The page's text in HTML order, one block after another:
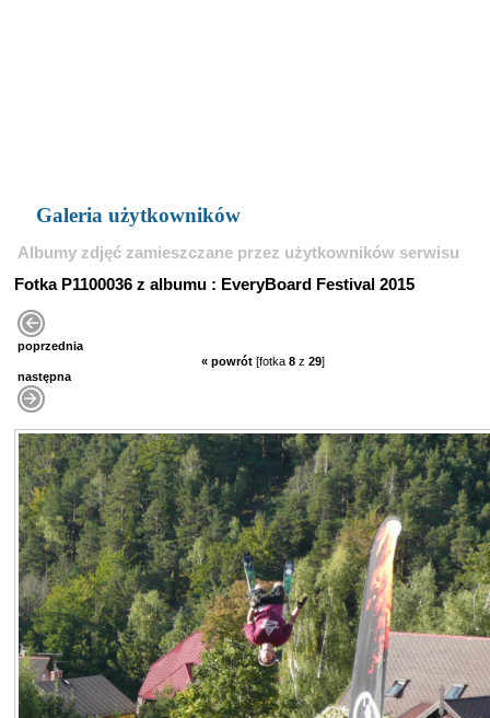
Galeria użytkowników
Albumy zdjęć zamieszczane przez użytkowników serwisu
Fotka P1100036 z albumu : EveryBoard Festival 2015
poprzednia
« powrót [fotka 8 z 29]
następna